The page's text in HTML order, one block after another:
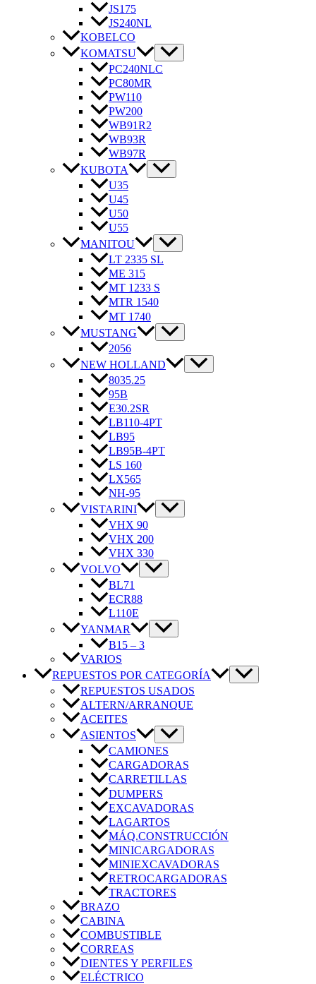
JS175
JS240NL
KOBELCO
KOMATSU
PC240NLC
PC80MR
PW110
PW200
WB91R2
WB93R
WB97R
KUBOTA
U35
U45
U50
U55
MANITOU
LT 2335 SL
ME 315
MT 1233 S
MTR 1540
MT 1740
MUSTANG
2056
NEW HOLLAND
8035.25
95B
E30.2SR
LB110-4PT
LB95
LB95B-4PT
LS 160
LX565
NH-95
VISTARINI
VHX 90
VHX 200
VHX 330
VOLVO
BL71
ECR88
L110E
YANMAR
B15 – 3
VARIOS
REPUESTOS POR CATEGORÍA
REPUESTOS USADOS
ALTERN/ARRANQUE
ACEITES
ASIENTOS
CAMIONES
CARGADORAS
CARRETILLAS
DUMPERS
EXCAVADORAS
LAGARTOS
MÁQ.CONSTRUCCIÓN
MINICARGADORAS
MINIEXCAVADORAS
RETROCARGADORAS
TRACTORES
BRAZO
CABINA
COMBUSTIBLE
CORREAS
DIENTES Y PERFILES
ELÉCTRICO